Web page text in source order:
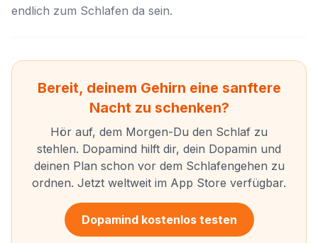
endlich zum Schlafen da sein.
Bereit, deinem Gehirn eine sanftere
Nacht zu schenken?
Hör auf, dem Morgen-Du den Schlaf zu
stehlen. Dopamind hilft dir, dein Dopamin und
deinen Plan schon vor dem Schlafengehen zu
ordnen. Jetzt weltweit im App Store verfügbar.
Dopamind kostenlos testen